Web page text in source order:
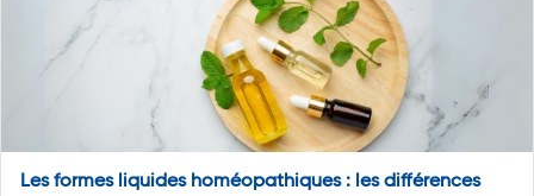
Les formes liquides homéopathiques : les différences